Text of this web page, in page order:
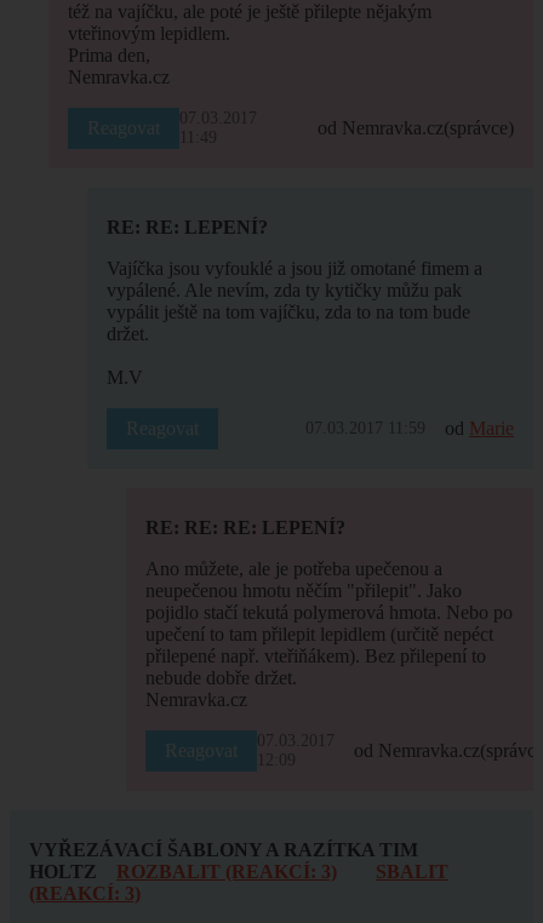
též na vajíčku, ale poté je ještě přilepte nějakým
vteřinovým lepidlem.
Prima den,
Nemravka.cz
Reagovat
07.03.2017
11:49
od Nemravka.cz(správce)
RE: RE: LEPENÍ?
Vajíčka jsou vyfouklé a jsou již omotané fimem a
vypálené. Ale nevím, zda ty kytičky můžu pak
vypálit ještě na tom vajíčku, zda to na tom bude
držet.
M.V
Reagovat 07.03.2017 11:59 od Marie
RE: RE: RE: LEPENÍ?
Ano můžete, ale je potřeba upečenou a
neupečenou hmotu něčím "přilepit". Jako
pojidlo stačí tekutá polymerová hmota. Nebo po
upečení to tam přilepit lepidlem (určitě nepéct
přilepené např. vteřiňákem). Bez přilepení to
nebude dobře držet.
Nemravka.cz
Reagovat
07.03.2017
12:09
od Nemravka.cz
VYŘEZÁVACÍ ŠABLONY A RAZÍTKA TIM
HOLTZ
ROZBALIT (REAKCÍ: 3)
SBALIT
(REAKCÍ: 3)